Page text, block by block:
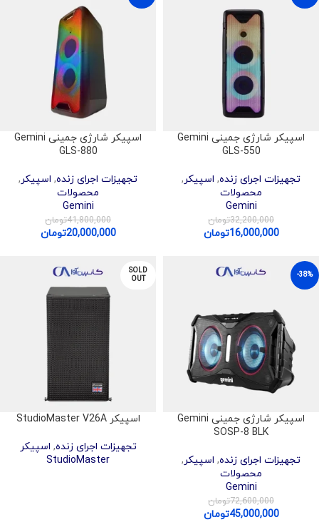
اسپیکر شارژی جمینی Gemini
GLS-550
تجهیزات اجرای زنده, اسپیکر,
محصولات
Gemini
32,200,000تومان
16,000,000تومان
اسپیکر شارژی جمینی Gemini
GLS-880
تجهیزات اجرای زنده, اسپیکر,
محصولات
Gemini
41,800,000تومان
20,000,000تومان
-38%
اسپیکر شارژی جمینی Gemini
SOSP-8 BLK
تجهیزات اجرای زنده, اسپیکر,
محصولات
Gemini
72,600,000تومان
45,000,000تومان
SOLD
OUT
اسپیکر StudioMaster V26A
تجهیزات اجرای زنده, اسپیکر
StudioMaster